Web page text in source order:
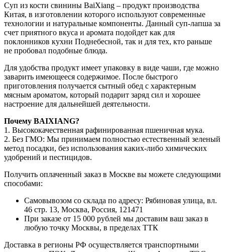
Суп из кости свинины BaiXiang – продукт производства
Китая, в изготовлении которого используют современные
технологии и натуральные компоненты. Данный суп-лапша за
счет приятного вкуса и аромата подойдет как для
поклонников кухни Поднебесной, так и для тех, кто раньше
не пробовал подобные блюда.
Для удобства продукт имеет упаковку в виде чаши, где можно
заварить имеющееся содержимое. После быстрого
приготовления получается сытный обед с характерным
мясным ароматом, который подарит заряд сил и хорошее
настроение для дальнейшей деятельности.
Почему BAIXIANG?
1. Высококачественная рафинированная пшеничная мука.
2. Без ГМО: Мы принимаем полностью естественный зеленый
метод посадки, без использования каких-либо химических
удобрений и пестицидов.
Получить оплаченный заказ в Москве вы можете следующими
способами:
Самовывозом со склада по адресу: Рябиновая улица, вл.
46 стр. 13, Москва, Россия, 121471
При заказе от 15 000 рублей мы доставим ваш заказ в
любую точку Москвы, в пределах ТТК
Доставка в регионы РФ осуществляется транспортными